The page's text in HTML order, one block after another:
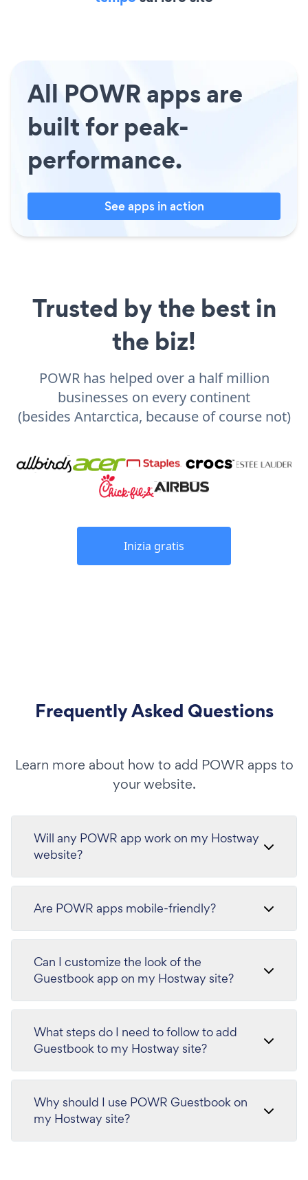
All POWR apps are
built for peak-
performance.
See apps in action
Trusted by the best in
the biz!
POWR has helped over a half million
businesses on every continent
(besides Antarctica, because of course not)
Inizia gratis
Frequently Asked Questions
Learn more about how to add POWR apps to
your website.
Will any POWR app work on my Hostway
website?
Are POWR apps mobile-friendly?
Can I customize the look of the
Guestbook app on my Hostway site?
What steps do I need to follow to add
Guestbook to my Hostway site?
Why should I use POWR Guestbook on
my Hostway site?